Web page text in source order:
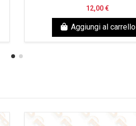
12,00 €
Aggiungi al carrello